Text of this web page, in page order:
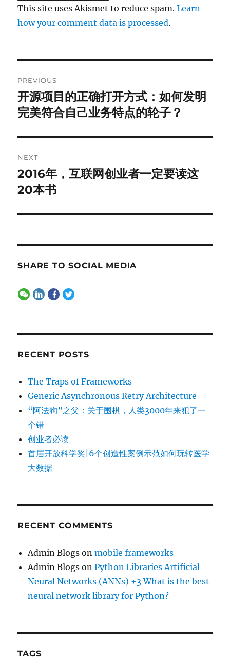
This site uses Akismet to reduce spam.Learn
how your comment data is processed.
navigation
PREVIOUS
Previous
post:
开源项目的正确打开方式：如何发明
完美符合自己业务特点的轮子？
NEXT
Next
post:
2016年，互联网创业者一定要读这
20本书
SHARE TO SOCIAL MEDIA
RECENT POSTS
The Traps of Frameworks
Generic Asynchronous Retry Architecture
“阿法狗”之父：关于围棋，人类3000年来犯了一
个错
创业者必读
首届开放科学奖|6个创造性案例示范如何玩转医学
大数据
RECENT COMMENTS
Admin Blogs onmobile frameworks
Admin Blogs onPython Libraries Artificial
Neural Networks (ANNs) +3 What is the best
neural network library for Python?
TAGS